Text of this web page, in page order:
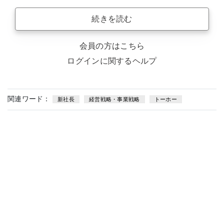
続きを読む
会員の方はこちら
ログインに関するヘルプ
関連ワード： 新社長 経営戦略・事業戦略 トーホー